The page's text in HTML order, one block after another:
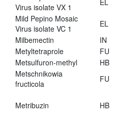
Virus isolate VX 1
EL
Mild Pepino Mosaic
Virus isolate VC 1
EL
Milbemectin
IN
Metyltetraprole
FU
Metsulfuron-methyl
HB
Metschnikowia
fructicola
FU
Metribuzin HB